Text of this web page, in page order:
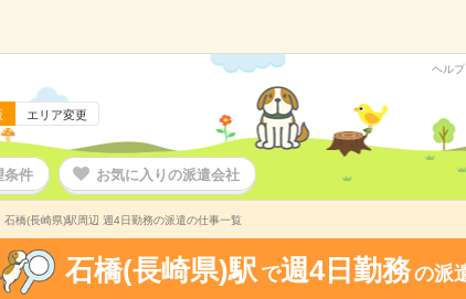
エリア変更
ヘル
条件 お気に入りの派遣会社
石橋(長崎県)駅周辺 週4日勤務の派遣の仕事一覧
石橋(長崎県)駅 で週4日勤務の派